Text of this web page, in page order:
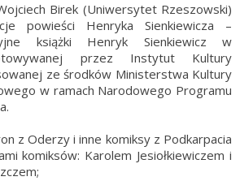
Birek (Uniwersytet Rzeszowski)
powieści Henryka Sienkiewicza –
książki Henryk Sienkiewicz w
przez Instytut Kultury
ze środków Ministerstwa Kultury
w ramach Narodowego Programu
z Oderzy i inne komiksy z Podkarpacia
komiksów: Karolem Jesiołkiewiczem i